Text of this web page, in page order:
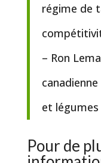
régime de
– Ron
et légumes
Pour de